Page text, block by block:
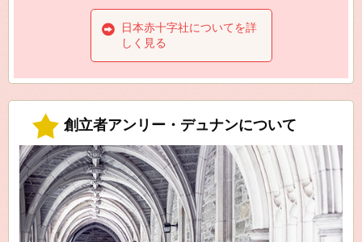
日本赤十字社についてを詳
しく見る
創立者アンリー・デュナンについて